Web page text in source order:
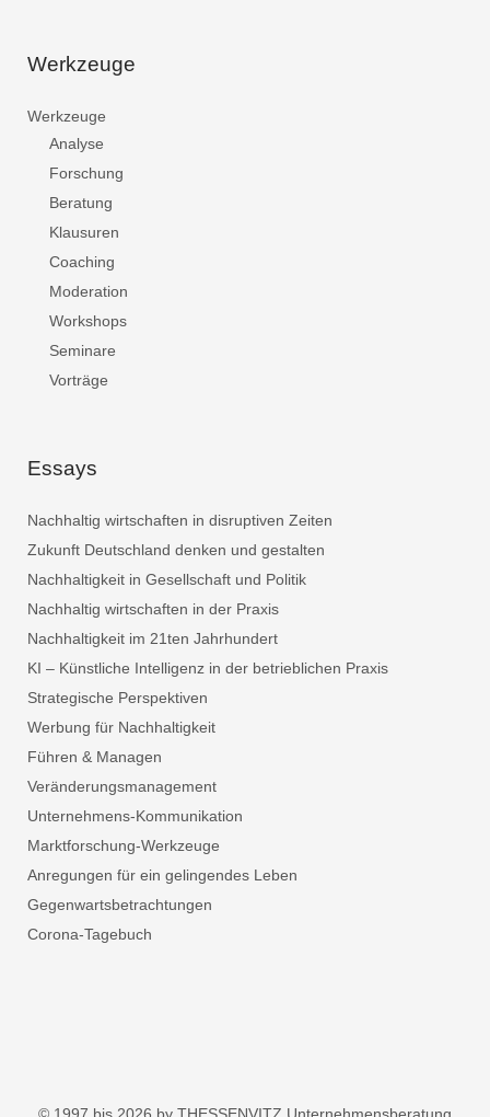
Werkzeuge
Werkzeuge
Analyse
Forschung
Beratung
Klausuren
Coaching
Moderation
Workshops
Seminare
Vorträge
Essays
Nachhaltig wirtschaften in disruptiven Zeiten
Zukunft Deutschland denken und gestalten
Nachhaltigkeit in Gesellschaft und Politik
Nachhaltig wirtschaften in der Praxis
Nachhaltigkeit im 21ten Jahrhundert
KI – Künstliche Intelligenz in der betrieblichen Praxis
Strategische Perspektiven
Werbung für Nachhaltigkeit
Führen & Managen
Veränderungsmanagement
Unternehmens-Kommunikation
Marktforschung-Werkzeuge
Anregungen für ein gelingendes Leben
Gegenwartsbetrachtungen
Corona-Tagebuch